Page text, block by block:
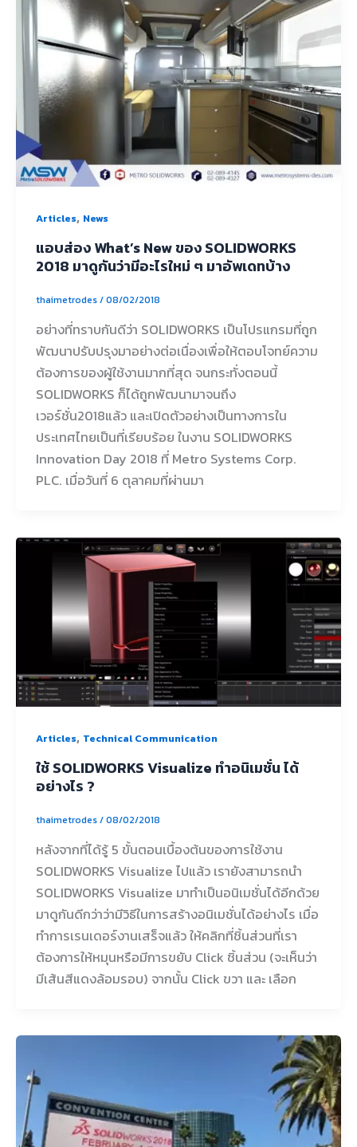
Articles, News
แอบส่อง What’s New ของ SOLIDWORKS
2018 มาดูกันว่ามีอะไรใหม่ ๆ มาอัพเดทบ้าง
thaimetrodes/08/02/2018
อย่างที่ทราบกันดีว่า SOLIDWORKS เป็นโปรแกรมที่ถูก
พัฒนาปรับปรุงมาอย่างต่อเนื่องเพื่อให้ตอบโจทย์ความ
ต้องการของผู้ใช้งานมากที่สุด จนกระทั่งตอนนี้
SOLIDWORKS ก็ได้ถูกพัฒนามาจนถึง
เวอร์ชั่น2018แล้ว และเปิดตัวอย่างเป็นทางการใน
ประเทศไทยเป็นที่เรียบร้อย ในงาน SOLIDWORKS
Innovation Day 2018 ที่ Metro Systems Corp.
PLC. เมื่อวันที่ 6 ตุลาคมที่ผ่านมา
Articles, Technical Communication
ใช้ SOLIDWORKS Visualize ทำอนิเมชั่น ได้
อย่างไร ?
thaimetrodes/08/02/2018
หลังจากที่ได้รู้ 5 ขั้นตอนเบื้องต้นของการใช้งาน
SOLIDWORKS Visualize ไปแล้ว เรายังสามารถนำ
SOLIDWORKS Visualize มาทำเป็นอนิเมชั่นได้อีกด้วย
มาดูกันดีกว่าว่ามีวิธีในการสร้างอนิเมชั่นได้อย่างไร เมื่อ
ทำการเรนเดอร์งานเสร็จแล้ว ให้คลิกที่ชิ้นส่วนที่เรา
ต้องการให้หมุนหรือมีการขยับ Click ชิ้นส่วน (จะเห็นว่า
มีเส้นสีแดงล้อมรอบ) จากนั้น Click ขวา และ เลือก